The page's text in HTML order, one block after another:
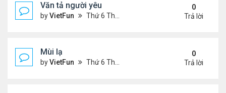
Văn tả người yêu
byVietFun Thứ 6 Tháng 11 05, 2021 2:49 pm
0
Trả lời
Mùi lạ
byVietFun Thứ 6 Tháng 11 05, 2021 2:42 pm
0
Trả lời